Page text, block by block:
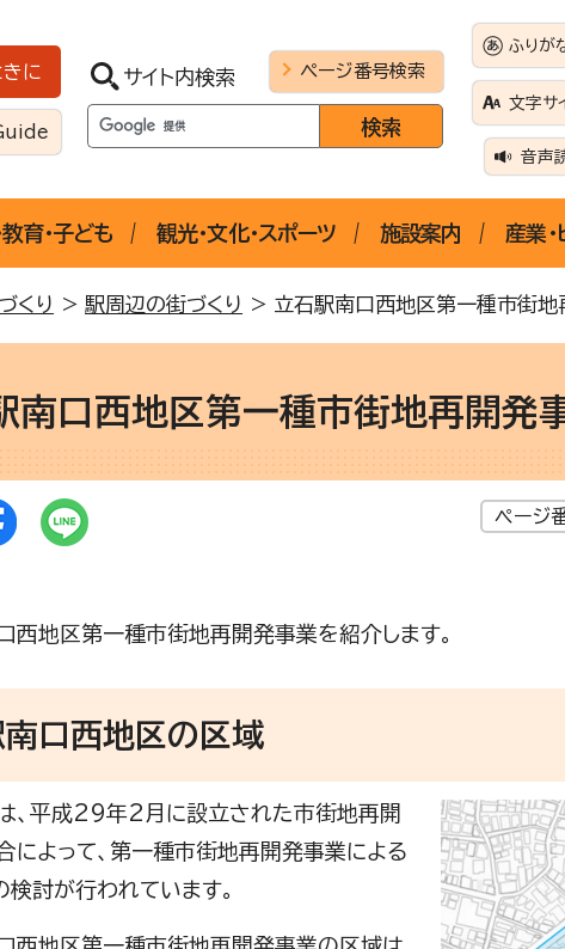
に サイト内検索 ページ番号検索
ふりが
文字サ
音声
育・子ども 観光・文化・スポーツ 施設案内 産業・
くり > 駅周辺の街づくり > 立石駅南口西地区第一種市街地
南口西地区第一種市街地再開発
ページ
西地区第一種市街地再開発事業を紹介します。
口西地区の区域
、平成29年2月に設立された市街地再開
によって、第一種市街地再開発事業による
検討が行われています。